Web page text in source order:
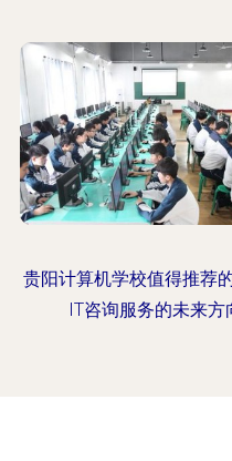
贵阳计算机学校值得推荐
IT咨询服务的未来方